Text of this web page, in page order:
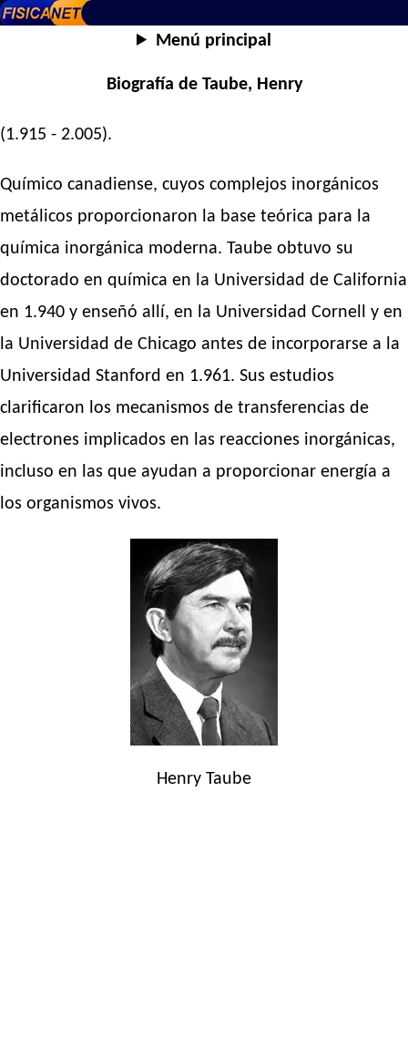
Menú principal
Biografía de Taube, Henry
(1.915 - 2.005).
Químico canadiense, cuyos complejos inorgánicos
metálicos proporcionaron la base teórica para la
química inorgánica moderna. Taube obtuvo su
doctorado en química en la Universidad de California
en 1.940 y enseñó allí, en la Universidad Cornell y en
la Universidad de Chicago antes de incorporarse a la
Universidad Stanford en 1.961. Sus estudios
clarificaron los mecanismos de transferencias de
electrones implicados en las reacciones inorgánicas,
incluso en las que ayudan a proporcionar energía a
los organismos vivos.
Henry Taube